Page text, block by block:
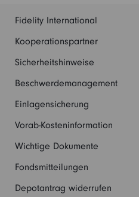
Fidelity International
Kooperationspartner
Sicherheitshinweise
Beschwerdemanagement
Einlagensicherung
Vorab-Kosteninformation
Wichtige Dokumente
Fondsmitteilungen
Depotantrag widerrufen